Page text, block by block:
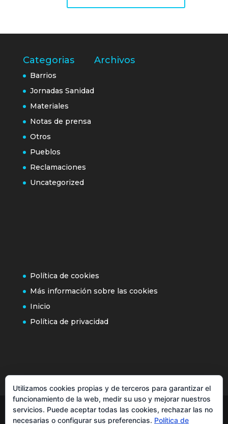
Categorias
Barrios
Jornadas Sanidad
Materiales
Notas de prensa
Otros
Pueblos
Reclamaciones
Uncategorized
Archivos
Política de cookies
Más información sobre las cookies
Inicio
Política de privacidad
Utilizamos cookies propias y de terceros para garantizar el
funcionamiento de la web, medir su uso y mejorar nuestros
servicios. Puede aceptar todas las cookies, rechazar las no
necesarias o configurar sus preferencias. Política de